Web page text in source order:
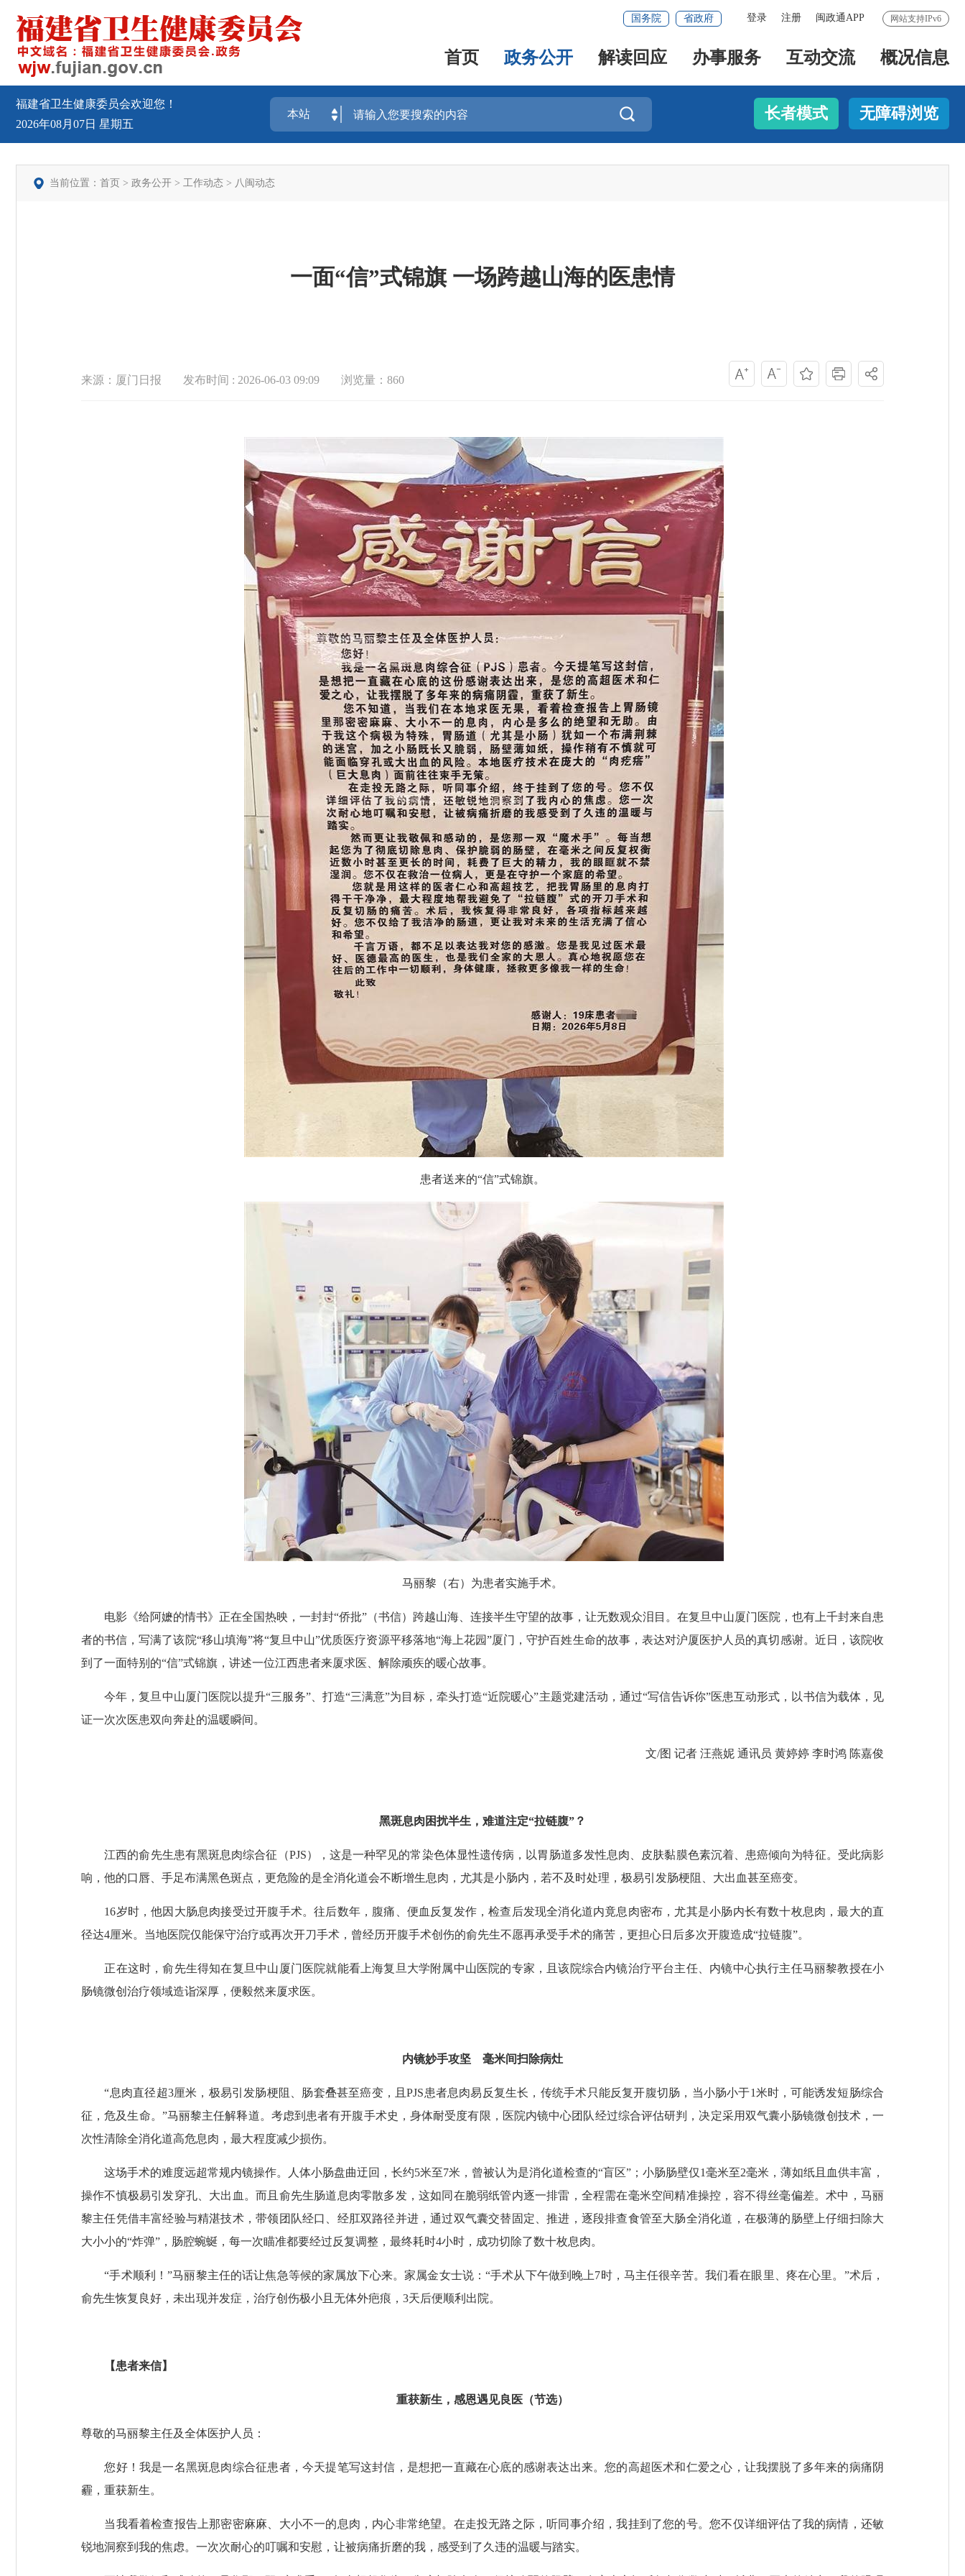
网站支持IPv6
登录 注册 闽政通APP
国务院 省政府
首页 政务公开 解读回应 办事服务 互动交流 概况信息
福建省卫生健康委员会欢迎您！
2026年08月07日 星期五
 长者模式 无障碍浏览
当前位置： 首页 > 政务公开 > 工作动态 > 八闽动态
一面“信”式锦旗 一场跨越山海的医患情
来源：厦门日报 发布时间 : 2026-06-03 09:09 浏览量：860
患者送来的“信”式锦旗。
马丽黎（右）为患者实施手术。
电影《给阿嬷的情书》正在全国热映，一封封“侨批”（书信）跨越山海、连接半生守望的故事，让无数观众泪目。在复旦中山厦门医院，也有上千封来自患
者的书信，写满了该院“移山填海”将“复旦中山”优质医疗资源平移落地“海上花园”厦门，守护百姓生命的故事，表达对沪厦医护人员的真切感谢。近日，该院收
到了一面特别的“信”式锦旗，讲述一位江西患者来厦求医、解除顽疾的暖心故事。
今年，复旦中山厦门医院以提升“三服务”、打造“三满意”为目标，牵头打造“近院暖心”主题党建活动，通过“写信告诉你”医患互动形式，以书信为载体，见
证一次次医患双向奔赴的温暖瞬间。
文/图 记者 汪燕妮 通讯员 黄婷婷 李时鸿 陈嘉俊
黑斑息肉困扰半生，难道注定“拉链腹”？
江西的俞先生患有黑斑息肉综合征（PJS），这是一种罕见的常染色体显性遗传病，以胃肠道多发性息肉、皮肤黏膜色素沉着、患癌倾向为特征。受此病影
响，他的口唇、手足布满黑色斑点，更危险的是全消化道会不断增生息肉，尤其是小肠内，若不及时处理，极易引发肠梗阻、大出血甚至癌变。
16岁时，他因大肠息肉接受过开腹手术。往后数年，腹痛、便血反复发作，检查后发现全消化道内竟息肉密布，尤其是小肠内长有数十枚息肉，最大的直
径达4厘米。当地医院仅能保守治疗或再次开刀手术，曾经历开腹手术创伤的俞先生不愿再承受手术的痛苦，更担心日后多次开腹造成“拉链腹”。
正在这时，俞先生得知在复旦中山厦门医院就能看上海复旦大学附属中山医院的专家，且该院综合内镜治疗平台主任、内镜中心执行主任马丽黎教授在小
肠镜微创治疗领域造诣深厚，便毅然来厦求医。
内镜妙手攻坚 毫米间扫除病灶
“息肉直径超3厘米，极易引发肠梗阻、肠套叠甚至癌变，且PJS患者息肉易反复生长，传统手术只能反复开腹切肠，当小肠小于1米时，可能诱发短肠综合
征，危及生命。”马丽黎主任解释道。考虑到患者有开腹手术史，身体耐受度有限，医院内镜中心团队经过综合评估研判，决定采用双气囊小肠镜微创技术，一
次性清除全消化道高危息肉，最大程度减少损伤。
这场手术的难度远超常规内镜操作。人体小肠盘曲迂回，长约5米至7米，曾被认为是消化道检查的“盲区”；小肠肠壁仅1毫米至2毫米，薄如纸且血供丰富，
操作不慎极易引发穿孔、大出血。而且俞先生肠道息肉零散多发，这如同在脆弱纸管内逐一排雷，全程需在毫米空间精准操控，容不得丝毫偏差。术中，马丽
黎主任凭借丰富经验与精湛技术，带领团队经口、经肛双路径并进，通过双气囊交替固定、推进，逐段排查食管至大肠全消化道，在极薄的肠壁上仔细扫除大
大小小的“炸弹”，肠腔蜿蜒，每一次瞄准都要经过反复调整，最终耗时4小时，成功切除了数十枚息肉。
“手术顺利！”马丽黎主任的话让焦急等候的家属放下心来。家属金女士说：“手术从下午做到晚上7时，马主任很辛苦。我们看在眼里、疼在心里。”术后，
俞先生恢复良好，未出现并发症，治疗创伤极小且无体外疤痕，3天后便顺利出院。
【患者来信】
重获新生，感恩遇见良医（节选）
尊敬的马丽黎主任及全体医护人员：
您好！我是一名黑斑息肉综合征患者，今天提笔写这封信，是想把一直藏在心底的感谢表达出来。您的高超医术和仁爱之心，让我摆脱了多年来的病痛阴
霾，重获新生。
当我看着检查报告上那密密麻麻、大小不一的息肉，内心非常绝望。在走投无路之际，听同事介绍，我挂到了您的号。您不仅详细评估了我的病情，还敏
锐地洞察到我的焦虑。一次次耐心的叮嘱和安慰，让被病痛折磨的我，感受到了久违的温暖与踏实。